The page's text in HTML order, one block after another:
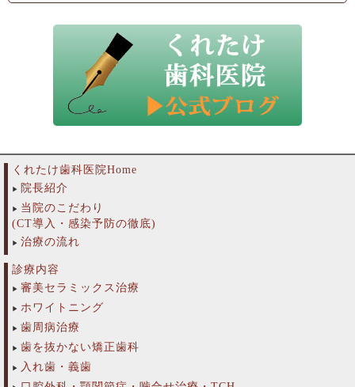
くれたけ歯科医院Home
院長紹介
当院のこだわり
(CT導入・感染予防の徹底)
治療の流れ
診療内容
審美セラミックス治療
ホワイトニング
歯周病治療
歯を抜かない矯正歯科
入れ歯・義歯